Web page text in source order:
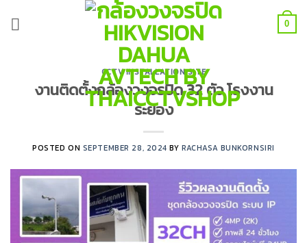
0
CCTV INSTALLATION SITE
งานติดตั้งกล้องวงจรปิด 32 ตัว โรงงาน
ระยอง
POSTED ON SEPTEMBER 28, 2024 BYRACHASA BUNKORNSIRI